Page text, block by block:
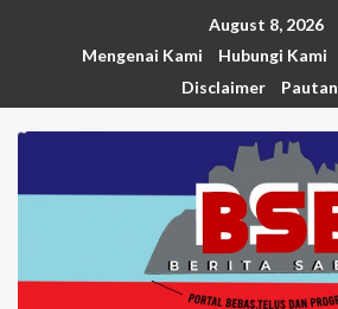
August 8, 2026
Mengenai Kami
Hubungi Kami
Disclaimer
Pautan